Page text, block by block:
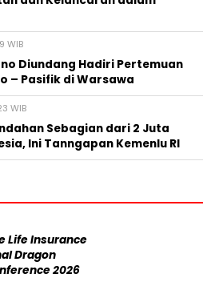
WIB
Diundang Hadiri Pertemuan
– Pasifik di Warsawa
WIB
Sebagian dari 2 Juta
Ini Tanngapan Kemenlu RI
Life Insurance
Dragon
2026